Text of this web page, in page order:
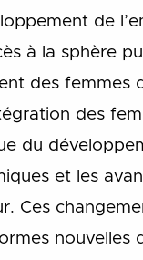
de
à la sphère
des femmes
des
du
et les
Ces
nouvelles